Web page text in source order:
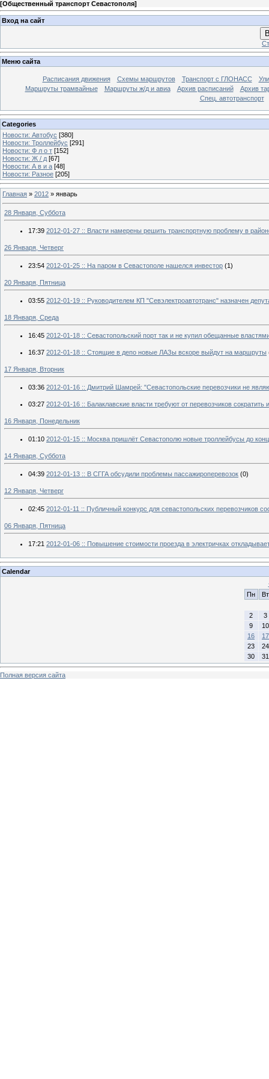
[Общественный транспорт Севастополя]
Вход на сайт
Меню сайта
Расписания движения Схемы маршрутов Транспорт с ГЛОНАСС
Маршруты трамвайные
Маршруты ж/д и авиа Архив расписаний
Архив
Спец. автотранспорт
Categories
Новости: Автобус [380]
Новости: Троллейбус [291]
Новости: Ф л о т [152]
Новости: Ж / д [67]
Новости: А в и а [48]
Новости: Разное [205]
Главная » 2012 » январь
28 Января, Суббота
17:39 2012-01-27 :: Власти намерены решить транспортную проблему в
26 Января, Четверг
23:54 2012-01-25 :: На паром в Севастополе нашелся инвестор (1)
20 Января, Пятница
03:55 2012-01-19 :: Руководителем КП "Севэлектроавтотранс" назначен
18 Января, Среда
16:45 2012-01-18 :: Севастопольский порт так и не купил обещанные
16:37 2012-01-18 :: Стоящие в депо новые ЛАЗы вскоре выйдут на маршруты
17 Января, Вторник
03:36 2012-01-16 :: Дмитрий Шамрей: "Севастопольские перевозчики не
03:27 2012-01-16 :: Балаклавские власти требуют от перевозчиков сократить
16 Января, Понедельник
01:10 2012-01-15 :: Москва пришлёт Севастополю новые троллейбусы до
14 Января, Суббота
04:39 2012-01-13 :: В СГГА обсудили проблемы пассажироперевозок (0)
12 Января, Четверг
02:45 2012-01-11 :: Публичный конкурс для севастопольских перевозчиков
06 Января, Пятница
17:21 2012-01-06 :: Повышение стоимости проезда в электричках
Calendar
Пн
Вт
2
3
9
10
16
17
23
24
30
31
Полная версия сайта